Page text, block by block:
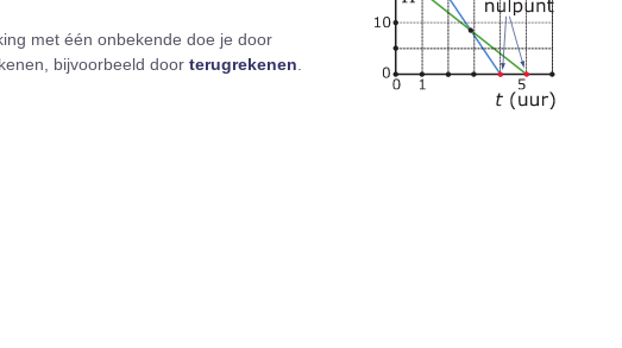
met één onbekende doe je door
bijvoorbeeld door terugrekenen